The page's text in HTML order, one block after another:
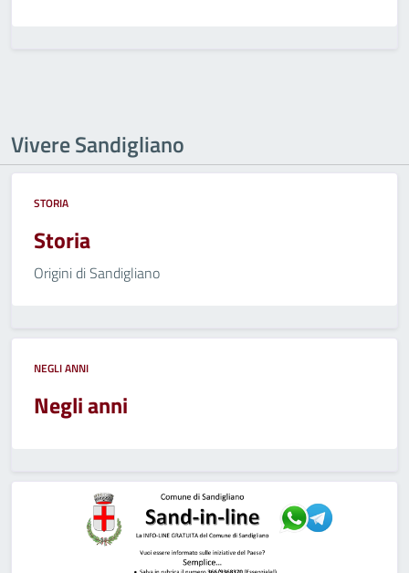
Vivere Sandigliano
STORIA
Storia
Origini di Sandigliano
NEGLI ANNI
Negli anni